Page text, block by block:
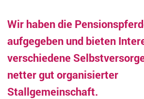
Wir haben die
aufgegeben und bieten
verschiedene
netter gut organisierter
Stallgemeinschaft.